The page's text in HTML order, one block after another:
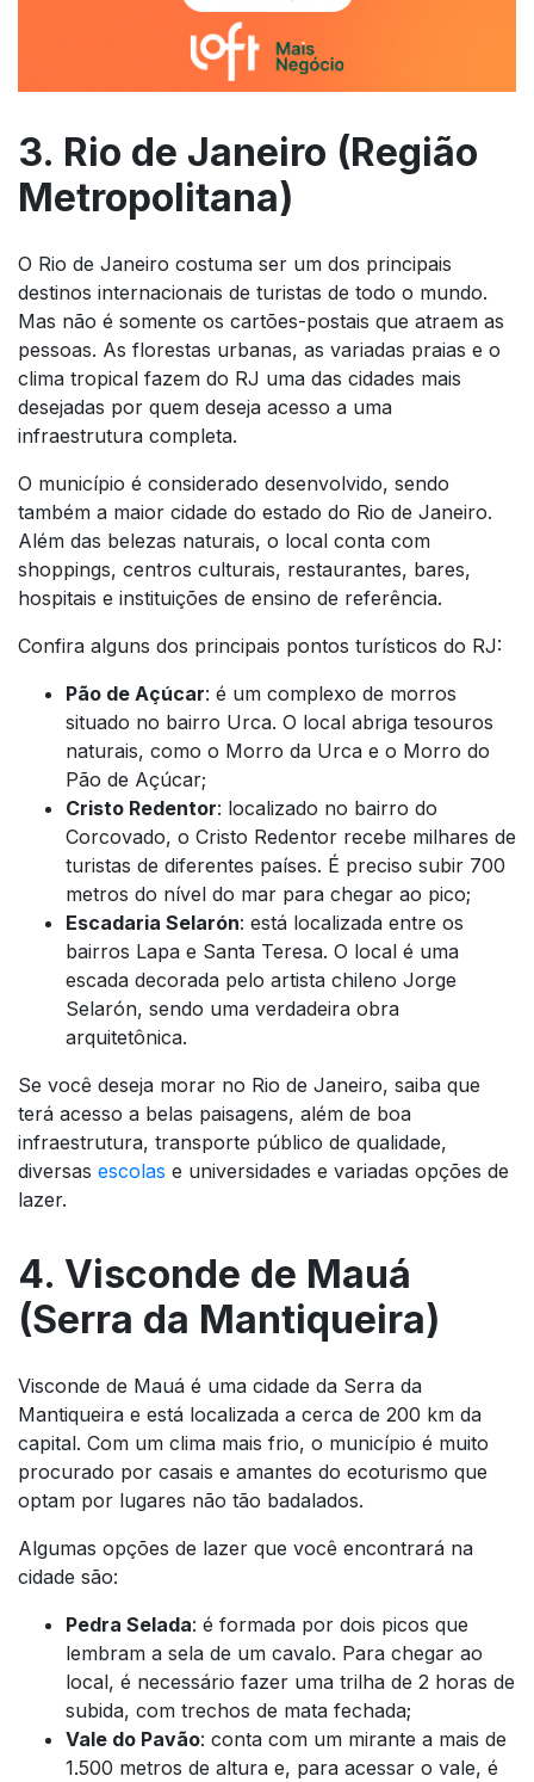
3. Rio de Janeiro (Região
Metropolitana)
O Rio de Janeiro costuma ser um dos principais
destinos internacionais de turistas de todo o mundo.
Mas não é somente os cartões-postais que atraem as
pessoas. As florestas urbanas, as variadas praias e o
clima tropical fazem do RJ uma das cidades mais
desejadas por quem deseja acesso a uma
infraestrutura completa.
O município é considerado desenvolvido, sendo
também a maior cidade do estado do Rio de Janeiro.
Além das belezas naturais, o local conta com
shoppings, centros culturais, restaurantes, bares,
hospitais e instituições de ensino de referência.
Confira alguns dos principais pontos turísticos do RJ:
Pão de Açúcar: é um complexo de morros
situado no bairro Urca. O local abriga tesouros
naturais, como o Morro da Urca e o Morro do
Pão de Açúcar;
Cristo Redentor: localizado no bairro do
Corcovado, o Cristo Redentor recebe milhares de
turistas de diferentes países. É preciso subir 700
metros do nível do mar para chegar ao pico;
Escadaria Selarón: está localizada entre os
bairros Lapa e Santa Teresa. O local é uma
escada decorada pelo artista chileno Jorge
Selarón, sendo uma verdadeira obra
arquitetônica.
Se você deseja morar no Rio de Janeiro, saiba que
terá acesso a belas paisagens, além de boa
infraestrutura, transporte público de qualidade,
diversas escolas e universidades e variadas opções de
lazer.
4. Visconde de Mauá
(Serra da Mantiqueira)
Visconde de Mauá é uma cidade da Serra da
Mantiqueira e está localizada a cerca de 200 km da
capital. Com um clima mais frio, o município é muito
procurado por casais e amantes do ecoturismo que
optam por lugares não tão badalados.
Algumas opções de lazer que você encontrará na
cidade são:
Pedra Selada: é formada por dois picos que
lembram a sela de um cavalo. Para chegar ao
local, é necessário fazer uma trilha de 2 horas de
subida, com trechos de mata fechada;
Vale do Pavão: conta com um mirante a mais de
1.500 metros de altura e, para acessar o vale, é